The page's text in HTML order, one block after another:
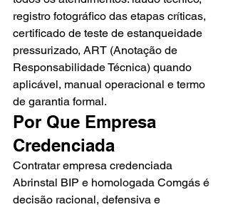
registro fotográfico das etapas críticas,
certificado de teste de estanqueidade
pressurizado, ART (Anotação de
Responsabilidade Técnica) quando
aplicável, manual operacional e termo
de garantia formal.
Por Que Empresa
Credenciada
Contratar empresa credenciada
Abrinstal BIP e homologada Comgás é
decisão racional, defensiva e